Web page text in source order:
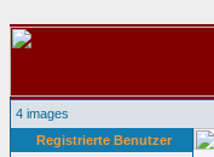
4 images
Registrierte Benutzer